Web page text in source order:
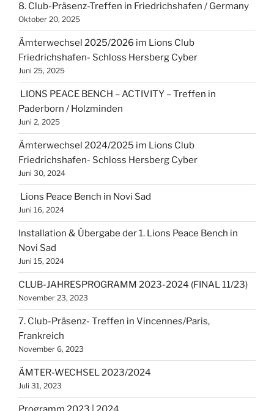
8. Club-Präsenz-Treffen in Friedrichshafen / Germany
Oktober 20, 2025
Ämterwechsel 2025/2026 im Lions Club
Friedrichshafen- Schloss Hersberg Cyber
Juni 25, 2025
LIONS PEACE BENCH – ACTIVITY – Treffen in
Paderborn / Holzminden
Juni 2, 2025
Ämterwechsel 2024/2025 im Lions Club
Friedrichshafen- Schloss Hersberg Cyber
Juni 30, 2024
Lions Peace Bench in Novi Sad
Juni 16, 2024
Installation & Übergabe der 1. Lions Peace Bench in
Novi Sad
Juni 15, 2024
CLUB-JAHRESPROGRAMM 2023-2024 (FINAL 11/23)
November 23, 2023
7. Club-Präsenz- Treffen in Vincennes/Paris,
Frankreich
November 6, 2023
ÄMTER-WECHSEL 2023/2024
Juli 31, 2023